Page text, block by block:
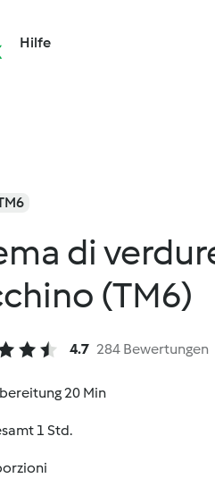
Hilfe
di
(TM6)
4.7 284 Bewertungen
20 Min
1 Std.